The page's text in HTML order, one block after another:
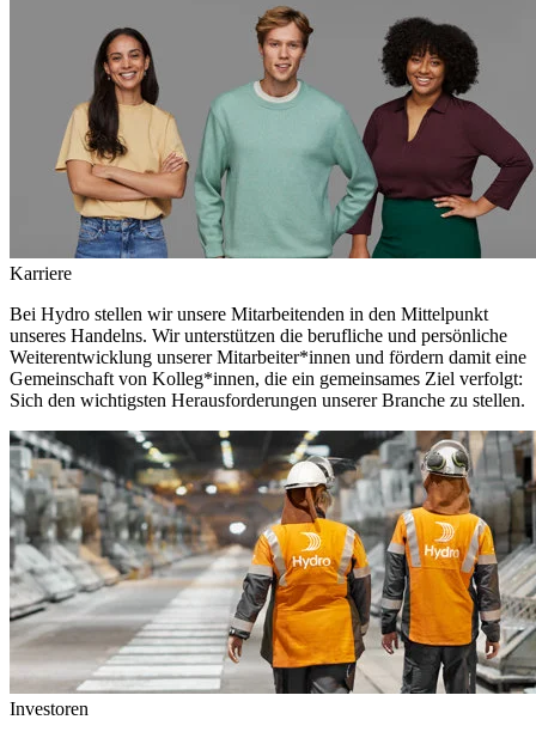
Karriere
Bei Hydro stellen wir unsere Mitarbeitenden in den Mittelpunkt
unseres Handelns. Wir unterstützen die berufliche und persönliche
Weiterentwicklung unserer Mitarbeiter*innen und fördern damit eine
Gemeinschaft von Kolleg*innen, die ein gemeinsames Ziel verfolgt:
Sich den wichtigsten Herausforderungen unserer Branche zu stellen.
Investoren